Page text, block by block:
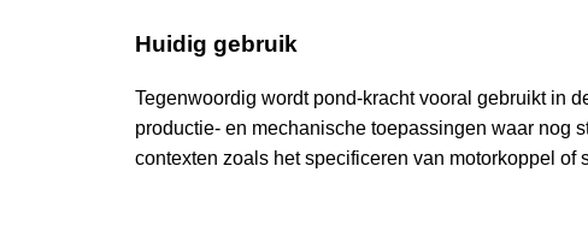
Huidig gebruik
Tegenwoordig wordt pond-kracht vooral gebruikt in
productie- en mechanische toepassingen waar nog
contexten zoals het specificeren van motorkoppel of